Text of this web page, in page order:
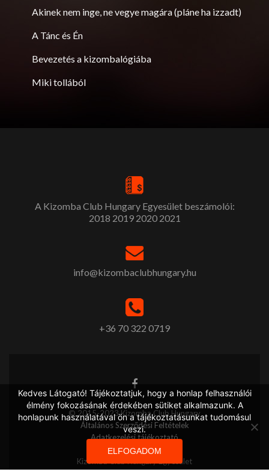
Akinek nem inge, ne vegye magára (pláne ha izzadt)
A Tánc és Én
Bevezetés a kizombalógiába
Miki tollából
A Kizomba Club Hungary Egyesület beszámolói:
2018 2019 2020 2021
info@kizombaclubhungary.hu
+36 70 322 0719
© 2015-2023 Kizomba Club Hungary
Általános Szerződési Feltételek
Adatkezelési tájékoztató
Kizomba Club Hungary Egyesület
Kedves Látogató! Tájékoztatjuk, hogy a honlap felhasználói
élmény fokozásának érdekében sütiket alkalmazunk. A
honlapunk használatával ön a tájékoztatásunkat tudomásul
veszi.
ELFOGADOM